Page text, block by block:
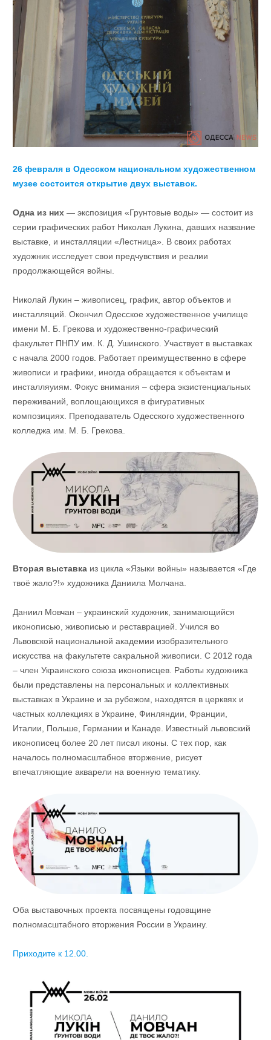
26 февраля в Одесском национальном художественном
музее состоится открытие двух выставок.
Одна из них— экспозиция «Грунтовые воды» — состоит из
серии графических работ Николая Лукина, давших название
выставке, и инсталляции «Лестница». В своих работах
художник исследует свои предчувствия и реалии
продолжающейся войны.
Николай Лукин – живописец, график, автор объектов и
инсталляций. Окончил Одесское художественное училище
имени М. Б. Грекова и художественно-графический
факультет ПНПУ им. К. Д. Ушинского. Участвует в выставках
с начала 2000 годов. Работает преимущественно в сфере
живописи и графики, иногда обращается к объектам и
инсталляуиям. Фокус внимания – сфера экзистенциальных
переживаний, воплощающихся в фигуративных
композициях. Преподаватель Одесского художественного
колледжа им. М. Б. Грекова.
Вторая выставкаиз цикла «Языки войны» называется «Где
твоё жало?!» художника Даниила Молчана.
Даниил Мовчан – украинский художник, занимающийся
иконописью, живописью и реставрацией. Учился во
Львовской национальной академии изобразительного
искусства на факультете сакральной живописи. С 2012 года
– член Украинского союза иконописцев. Работы художника
были представлены на персональных и коллективных
выставках в Украине и за рубежом, находятся в церквях и
частных коллекциях в Украине, Финляндии, Франции,
Италии, Польше, Германии и Канаде. Известный львовский
иконописец более 20 лет писал иконы. С тех пор, как
началось полномасштабное вторжение, рисует
впечатляющие акварели на военную тематику.
Оба выставочных проекта посвящены годовщине
полномасштабного вторжения России в Украину.
Приходите к 12.00.